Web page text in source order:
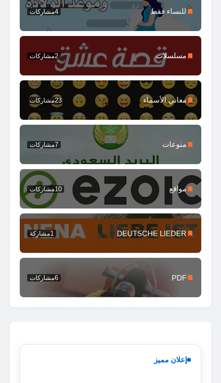
للنساء فقط 4مشاركات
مسلسلات 2مشاركات
معاني الأسماء 23مشاركات
منوعات 7مشاركات
مواقع 10مشاركات
DEUTSCHE LIEDER
1مشاركة
PDF
6مشاركات
إعلان مميز